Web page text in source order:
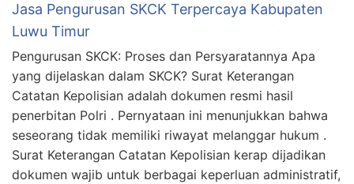
Jasa Pengurusan SKCK Terpercaya Kabupaten
Luwu Timur
Pengurusan SKCK: Proses dan Persyaratannya Apa
yang dijelaskan dalam SKCK? Surat Keterangan
Catatan Kepolisian adalah dokumen resmi hasil
penerbitan Polri . Pernyataan ini menunjukkan bahwa
seseorang tidak memiliki riwayat melanggar hukum .
Surat Keterangan Catatan Kepolisian kerap dijadikan
dokumen wajib untuk berbagai keperluan administratif,